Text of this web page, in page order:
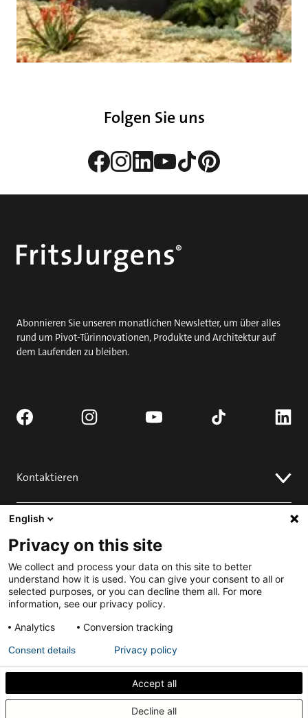
Folgen Sie uns
Abonnieren Sie unseren monatlichen Newsletter, um über alles
rund um Pivot-Türinnovationen, Produkte und Architektur auf
dem Laufenden zu bleiben.
Kontaktieren
Fordern Sie ein Angebot an
Verkaufstellen
Kontakt
Installieren
FAQ
Installation
Herunterladen
Komplette Tür anfordern
Engagieren
Projekt einreichen für Best Pivot Door Contest
Datenschutzrichtlinie
Allgemeine
Geschäftsbedingungen
Impressum
Erfahren Sie, wie Sie Ihre Innendrehtür akustisch
English
Privacy on this site
We collect and process your data on this site to better
understand how it is used. You can give your consent to all or
selected purposes, or you can decline them all. For more
information, see our privacy policy.
Analytics
Conversion tracking
Accept all
Decline all
Consent details Privacy policy